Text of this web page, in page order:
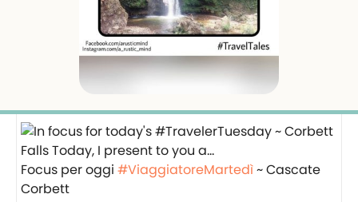
Focus per oggi #ViaggiatoreMartedì~ Cascate
Corbett